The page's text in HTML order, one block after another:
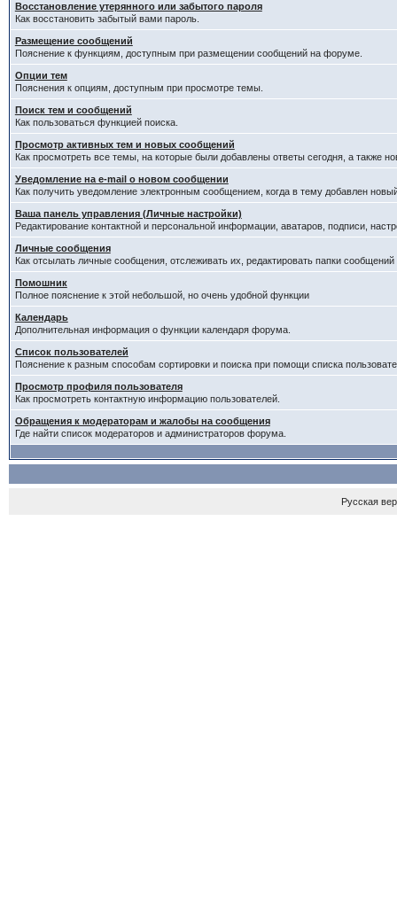
Восстановление утерянного или забытого пароля
Как восстановить забытый вами пароль.
Размещение сообщений
Пояснение к функциям, доступным при размещении сообщений на форуме.
Опции тем
Пояснения к опциям, доступным при просмотре темы.
Поиск тем и сообщений
Как пользоваться функцией поиска.
Просмотр активных тем и новых сообщений
Как просмотреть все темы, на которые были добавлены ответы сегодня, а также
Уведомление на е-mail о новом сообщении
Как получить уведомление электронным сообщением, когда в тему добавлен
Ваша панель управления (Личные настройки)
Редактирование контактной и персональной информации, аватаров, подписи,
Личные сообщения
Как отсылать личные сообщения, отслеживать их, редактировать папки
Помошник
Полное пояснение к этой небольшой, но очень удобной функции
Календарь
Дополнительная информация о функции календаря форума.
Список пользователей
Пояснение к разным способам сортировки и поиска при помощи списка
Просмотр профиля пользователя
Как просмотреть контактную информацию пользователей.
Обращения к модераторам и жалобы на сообщения
Где найти список модераторов и администраторов форума.
Русская